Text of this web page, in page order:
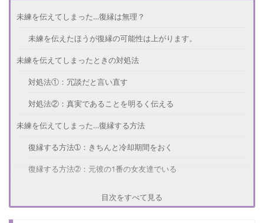
未練を伝えてしまった…復縁は無理？
未練を伝えたほうが復縁の可能性は上がります。
未練を伝えてしまったときの対処法
対処法①：冗談だと言い直す
対処法②：真実であることを明るく伝える
未練を伝えてしまった…復縁する方法
復縁する方法➀：きちんと冷却期間をおく
復縁する方法➁：元彼の1番の女友達でいる
目次をすべて見る